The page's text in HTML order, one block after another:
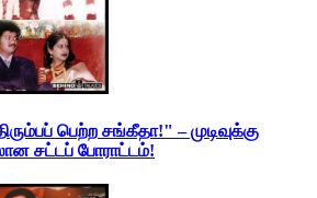
பெற்ற சங்கீதா!" – முடிவுக்கு
சட்டப் போராட்டம்!